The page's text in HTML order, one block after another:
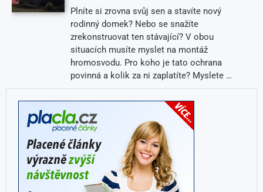
Plníte si zrovna svůj sen a stavíte nový
rodinný domek? Nebo se snažíte
zrekonstruovat ten stávající? V obou
situacích musíte myslet na montáž
hromosvodu. Pro koho je tato ochrana
povinná a kolik za ni zaplatíte? Myslete …